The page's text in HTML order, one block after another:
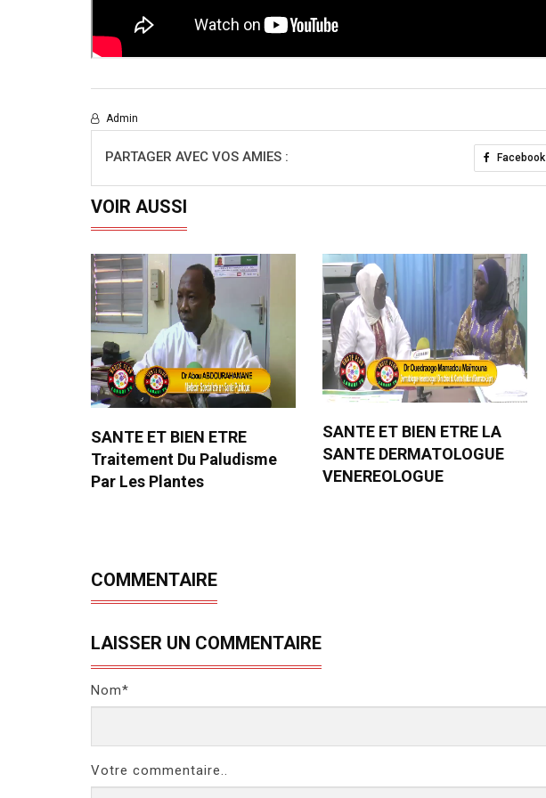
Admin
PARTAGER AVEC VOS AMIES : Facebook
VOIR AUSSI
SANTE ET BIEN ETRE
Traitement Du Paludisme
Par Les Plantes
SANTE ET BIEN ETRE LA
SANTE DERMATOLOGUE
VENEREOLOGUE
COMMENTAIRE
LAISSER UN COMMENTAIRE
Nom*
Votre commentaire..